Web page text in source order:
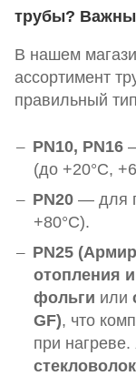
трубы?
В нашем
ассортимент
правильный
PN10, PN16
(до +20°C,
PN20 — для
+80°C).
PN25
отопления
фольги или
GF), что
при нагреве.